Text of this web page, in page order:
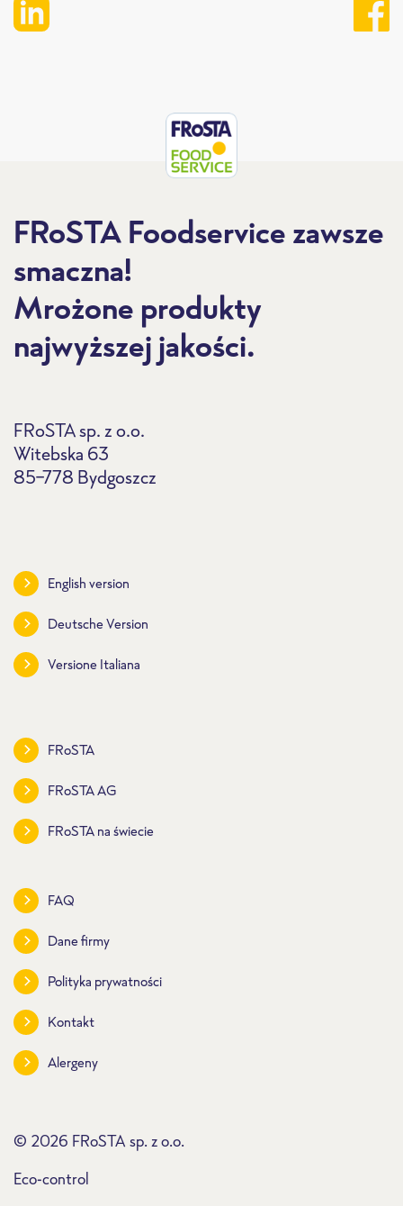
FRoSTA Foodservice zawsze
smaczna!
Mrożone produkty
najwyższej jakości.
FRoSTA sp. z o.o.
Witebska 63
85-778 Bydgoszcz
English version
Deutsche Version
Versione Italiana
FRoSTA
FRoSTA AG
FRoSTA na świecie
FAQ
Dane firmy
Polityka prywatności
Kontakt
Alergeny
© 2026 FRoSTA sp. z o.o.
Eco-control